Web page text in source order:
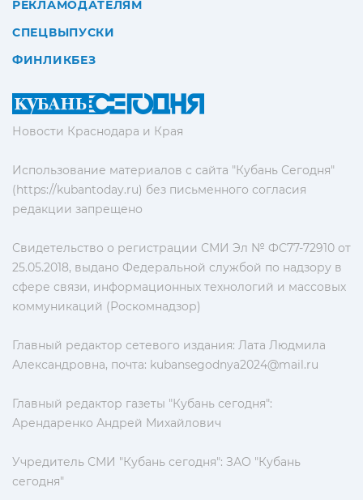
Новости Краснодара и Края
Использование материалов с сайта "Кубань Сегодня"
(https://kubantoday.ru) без письменного согласия
редакции запрещено
Свидетельство о регистрации СМИ Эл № ФС77-72910 от
25.05.2018, выдано Федеральной службой по надзору в
сфере связи, информационных технологий и массовых
коммуникаций (Роскомнадзор)
Главный редактор сетевого издания: Лата Людмила
Александровна, почта: kubansegodnya2024@mail.ru
Главный редактор газеты "Кубань сегодня":
Арендаренко Андрей Михайлович
Учредитель СМИ "Кубань сегодня": ЗАО "Кубань
сегодня"
РЕКЛАМОДАТЕЛЯМ
СПЕЦВЫПУСКИ
ФИНЛИКБЕЗ